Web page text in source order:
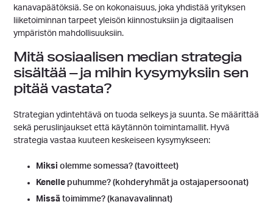
kanavapäätöksiä. Se on kokonaisuus, joka yhdistää yrityksen
liiketoiminnan tarpeet yleisön kiinnostuksiin ja digitaalisen
ympäristön mahdollisuuksiin.
Mitä sosiaalisen median strategia
sisältää – ja mihin kysymyksiin sen
pitää vastata?
Strategian ydintehtävä on tuoda selkeys ja suunta. Se määrittää
sekä peruslinjaukset että käytännön toimintamallit. Hyvä
strategia vastaa kuuteen keskeiseen kysymykseen:
Miksi olemme somessa? (tavoitteet)
Kenelle puhumme? (kohderyhmät ja ostajapersoonat)
Missä toimimme? (kanavavalinnat)